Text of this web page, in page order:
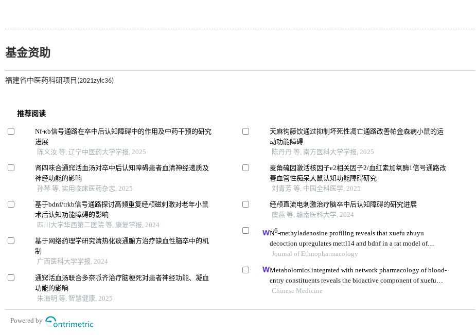
基金资助
福建省中医药科研项目(2021zylc36)